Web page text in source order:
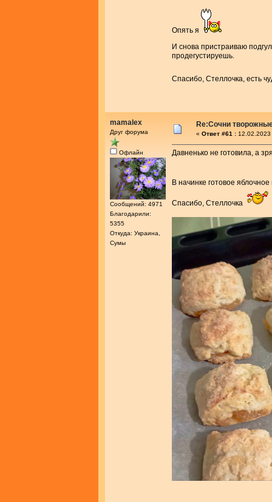
Опять я
И снова пристраиваю
продегустируешь.
Спасибо, Стеллочка, есть
mamalex
Друг форума
Офлайн
Сообщений: 4971
Благодарили:
5355
Откуда: Украина,
Сумы
Re:Сочни
« Ответ #61 :
Давненько не готовила, а
В начинке готовое
Спасибо, Стеллочка